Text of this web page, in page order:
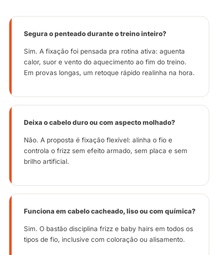
Segura o penteado durante o treino inteiro?
Sim. A fixação foi pensada pra rotina ativa: aguenta
calor, suor e vento do aquecimento ao fim do treino.
Em provas longas, um retoque rápido realinha na hora.
Deixa o cabelo duro ou com aspecto molhado?
Não. A proposta é fixação flexível: alinha o fio e
controla o frizz sem efeito armado, sem placa e sem
brilho artificial.
Funciona em cabelo cacheado, liso ou com química?
Sim. O bastão disciplina frizz e baby hairs em todos os
tipos de fio, inclusive com coloração ou alisamento.